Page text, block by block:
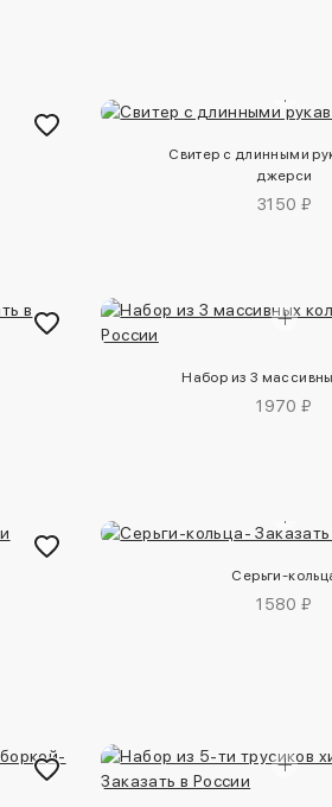
Свитер с длинными
джерси
3150 ₽
Набор из 3
1970 ₽
Серьги-
1580 ₽